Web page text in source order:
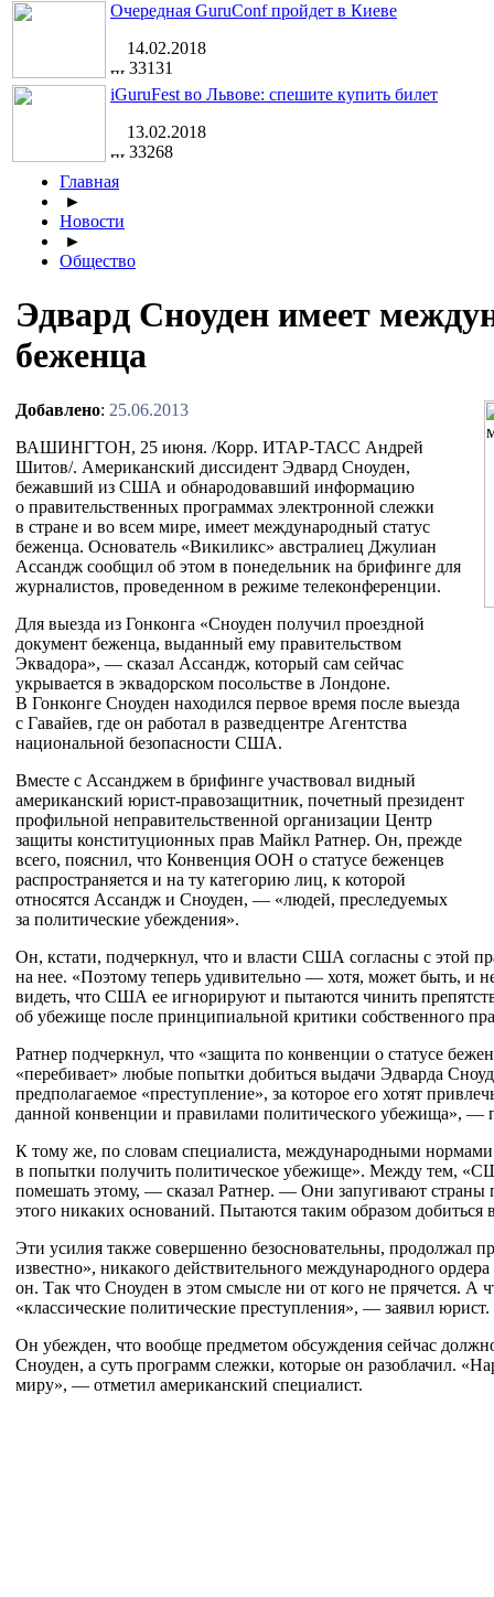
Очередная GuruConf пройдет в Киеве
14.02.2018
33131
iGuruFest во Львове: спешите купить билет
13.02.2018
33268
Главная
►
Новости
►
Общество
Эдвард Сноуден имеет
беженца
Добавлено: 25.06.2013
ВАШИНГТОН, 25 июня. /Корр. ИТАР-ТАСС Андрей
Шитов/. Американский диссидент Эдвард Сноуден,
бежавший из США и обнародовавший информацию
о правительственных программах электронной слежки
в стране и во всем мире, имеет международный статус
беженца. Основатель «Викиликс» австралиец Джулиан
Ассандж сообщил об этом в понедельник на брифинге для
журналистов, проведенном в режиме телеконференции.
Для выезда из Гонконга «Сноуден получил проездной
документ беженца, выданный ему правительством
Эквадора», — сказал Ассандж, который сам сейчас
укрывается в эквадорском посольстве в Лондоне.
В Гонконге Сноуден находился первое время после выезда
с Гавайев, где он работал в разведцентре Агентства
национальной безопасности США.
Вместе с Ассанджем в брифинге участвовал видный
американский юрист-правозащитник, почетный президент
профильной неправительственной организации Центр
защиты конституционных прав Майкл Ратнер. Он, прежде
всего, пояснил, что Конвенция ООН о статусе беженцев
распространяется и на ту категорию лиц, к которой
относятся Ассандж и Сноуден, — «людей, преследуемых
за политические убеждения».
Он, кстати, подчеркнул, что и власти США согласны с этой
на нее. «Поэтому теперь удивительно — хотя, может быть, и
видеть, что США ее игнорируют и пытаются чинить
об убежище после принципиальной критики собственного
Ратнер подчеркнул, что «защита по конвенции о статусе
«перебивает» любые попытки добиться выдачи Эдварда
предполагаемое «преступление», за которое его хотят
данной конвенции и правилами политического убежища», —
К тому же, по словам специалиста, международными нормами
в попытки получить политическое убежище». Между тем,
помешать этому, — сказал Ратнер. — Они запугивают страны
этого никаких оснований. Пытаются таким образом
Эти усилия также совершенно безосновательны, продолжал
известно», никакого действительного международного
он. Так что Сноуден в этом смысле ни от кого не прячется. А
«классические политические преступления», — заявил юрист.
Он убежден, что вообще предметом обсуждения сейчас
Сноуден, а суть программ слежки, которые он разоблачил.
миру», — отметил американский специалист.